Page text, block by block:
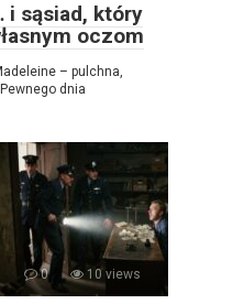
i sąsiad, który
oczom
– pulchna,
dnia
0 10 views